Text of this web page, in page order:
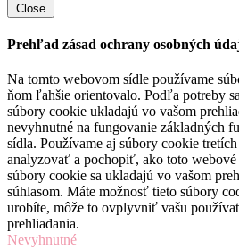
Close
Prehľad zásad ochrany osobných
Na tomto webovom sídle používame
ňom ľahšie orientovalo. Podľa potreby
súbory cookie ukladajú vo vašom
nevyhnutné na fungovanie základných
sídla. Používame aj súbory cookie
analyzovať a pochopiť, ako toto
súbory cookie sa ukladajú vo vašom
súhlasom. Máte možnosť tieto súbory
urobíte, môže to ovplyvniť vašu
prehliadania.
Nevyhnutné